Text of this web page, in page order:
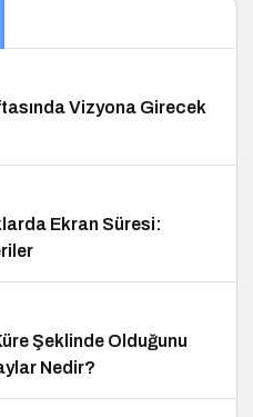
Vizyona Girecek
Ekran Süresi:
Şeklinde Olduğunu
Nedir?